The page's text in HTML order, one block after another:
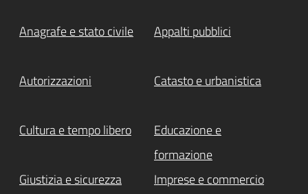
Anagrafe e stato civile Appalti pubblici
Autorizzazioni Catasto e urbanistica
Cultura e tempo libero
Educazione e
formazione
Giustizia e sicurezza
Imprese e commercio